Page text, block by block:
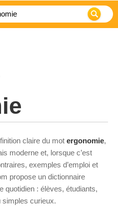
claire du mot ergonomie,
moderne et, lorsque c’est
exemples d’emploi et
propose un dictionnaire
quotidien : élèves, étudiants,
simples curieux.